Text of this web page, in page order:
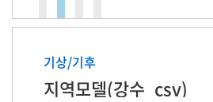
기상/기후
지역모델(강수_csv)